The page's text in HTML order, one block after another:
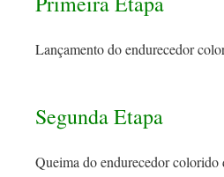
Lançamento do endurecedor
Segunda Etapa
Queima do endurecedor colorido